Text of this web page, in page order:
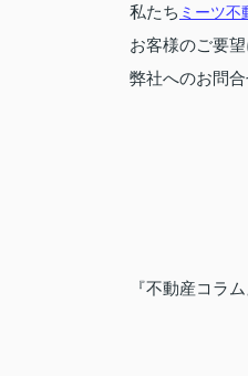
私たち ミーツ不
お客様のご要
弊社へのお問
『不動産コラ